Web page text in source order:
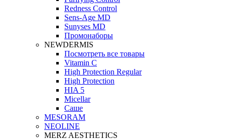
Redness Control
Sens-Age MD
Sunyses MD
Промонаборы
NEWDERMIS
Посмотреть все товары
Vitamin C
High Protection Regular
High Protection
HIA 5
Micellar
Саше
MESORAM
NEOLINE
MERZ AESTHETICS